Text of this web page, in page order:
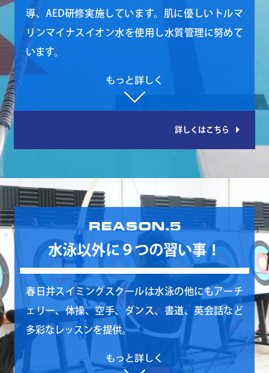
導、AED研修実施しています。肌に優しいトルマ
リンマイナスイオン水を使用し水質管理に努めて
います。
詳しくはこちら arrow_right
REASON.5
水泳以外に９つの習い事！
春日井スイミングスクールは水泳の他にもアーチ
ェリー、体操、空手、ダンス、書道、英会話など
多彩なレッスンを提供。